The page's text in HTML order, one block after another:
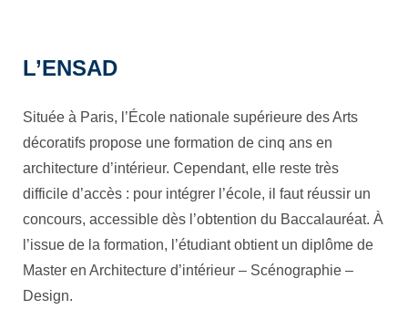
L’ENSAD
Située à Paris, l’École nationale supérieure des Arts
décoratifs propose une formation de cinq ans en
architecture d’intérieur. Cependant, elle reste très
difficile d’accès : pour intégrer l’école, il faut réussir un
concours, accessible dès l’obtention du Baccalauréat. À
l’issue de la formation, l’étudiant obtient un diplôme de
Master en Architecture d’intérieur – Scénographie –
Design.